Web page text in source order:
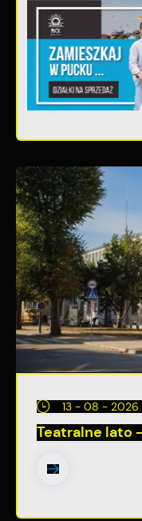
20 - 08 -
Teatralne lato
13 - 08 - 2026
Teatralne lato